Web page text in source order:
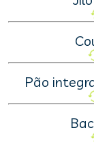
Pão